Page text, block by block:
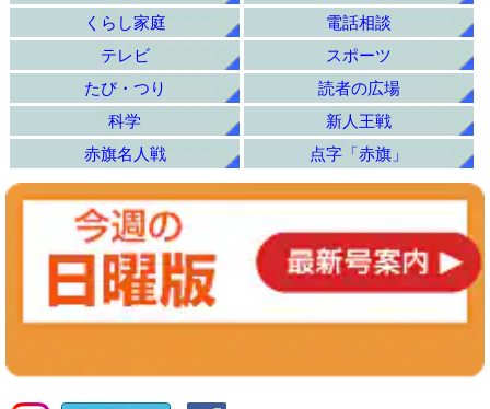
くらし家庭
電話相談
テレビ
スポーツ
たび・つり
読者の広場
科学
新人王戦
赤旗名人戦
点字「赤旗」